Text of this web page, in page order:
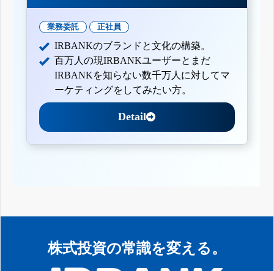
業務委託 正社員
IRBANKのブランドと文化の構築。
百万人の現IRBANKユーザーとまだ
IRBANKを知らない数千万人に対してマ
ーケティングをしてみたい方。
Detail
株式投資の常識を変える。